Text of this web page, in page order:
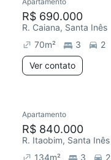
R$ 690.000
R. Caiana, Santa Inês
70m² 3
2
Ver contato
Apartamento
R$ 840.000
R. Itaobim, Santa Inês
134m² 3 2